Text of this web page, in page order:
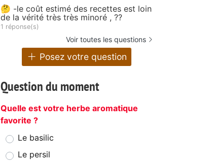
🤔 -le coût estimé des recettes est loin
de la vérité très très minoré , ??
1 réponse(s)
Voir toutes les questions
Posez votre question
Question du moment
Quelle est votre herbe aromatique
favorite ?
Le basilic
Le persil